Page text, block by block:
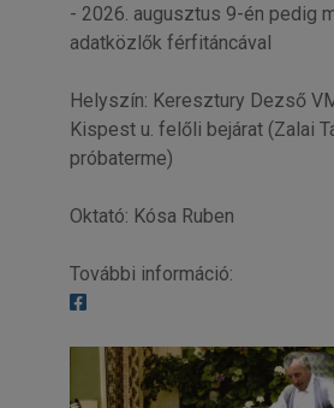
- 2026. augusztus 9-én pedig
adatközlők férfitáncával
Helyszín: Keresztury Dezső
Kispest u. felőli bejárat (Zalai
próbaterme)
Oktató: Kósa Ruben
További információ: